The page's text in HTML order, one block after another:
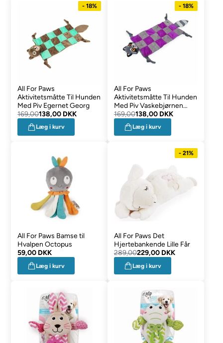
- 18%
All For Paws
Aktivitetsmåtte Til Hunden
Med Piv Egernet Georg
169,00138,00 DKK
Læg i kurv
- 18%
All For Paws
Aktivitetsmåtte Til Hunden
Med Piv Vaskebjørnen
Erna
169,00138,00 DKK
Læg i kurv
All For Paws Bamse til
Hvalpen Octopus
59,00 DKK
Læg i kurv
- 21%
All For Paws Det
Hjertebankende Lille Får
289,00229,00 DKK
Læg i kurv